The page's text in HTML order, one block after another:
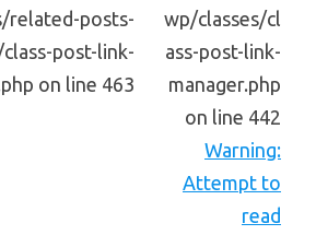
wp/classes/cl
ass-post-link-
manager.php
on line 442
Warning:
Attempt to
read
related-posts-
post-link-
on line 463